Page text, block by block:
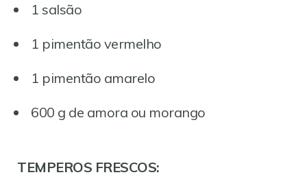
1 salsão
1 pimentão vermelho
1 pimentão amarelo
600 g de amora ou morango
TEMPEROS FRESCOS: